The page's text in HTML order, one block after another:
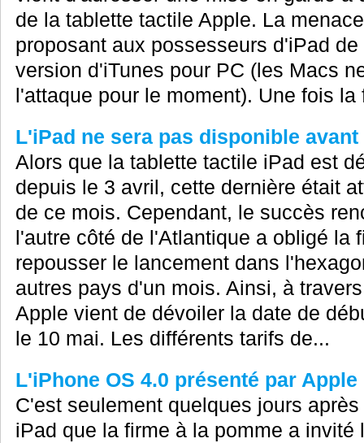
de la tablette tactile Apple. La
proposant aux possesseurs d'iPad
version d'iTunes pour PC (les Macs
l'attaque pour le moment). Une fois la
L'iPad ne sera pas disponible
Alors que la tablette tactile iPad est
depuis le 3 avril, cette dernière était
de ce mois. Cependant, le succès
l'autre côté de l'Atlantique a obligé la
repousser le lancement dans
autres pays d'un mois. Ainsi, à
Apple vient de dévoiler la date de
le 10 mai. Les différents tarifs de...
L'iPhone OS 4.0 présenté par
C'est seulement quelques jours
iPad que la firme à la pomme a